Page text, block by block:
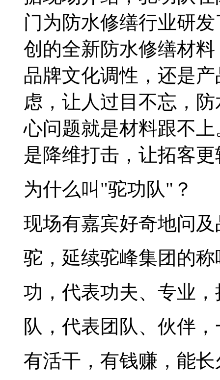
门为防水修缮行业研
创的全新防水修缮材
品牌文化调性，还是
虑，让人过目不忘，
心问题就是材料跟不
是降维打击，让拓客
为什么叫"驼功队"？
现场有嘉宾好奇地问
驼，延续驼峰集团的
功，代表功夫、专业
队，代表团队、伙伴
有活干，有钱赚，能